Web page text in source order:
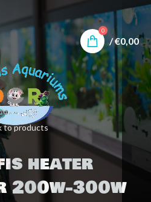
0
/€0,00
to products
heater
300w